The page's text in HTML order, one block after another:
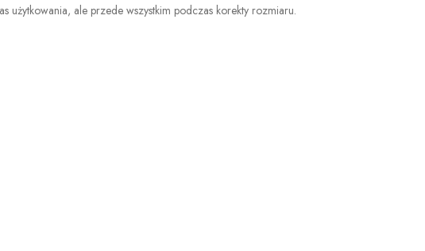
użytkowania, ale przede wszystkim podczas korekty rozmiaru.